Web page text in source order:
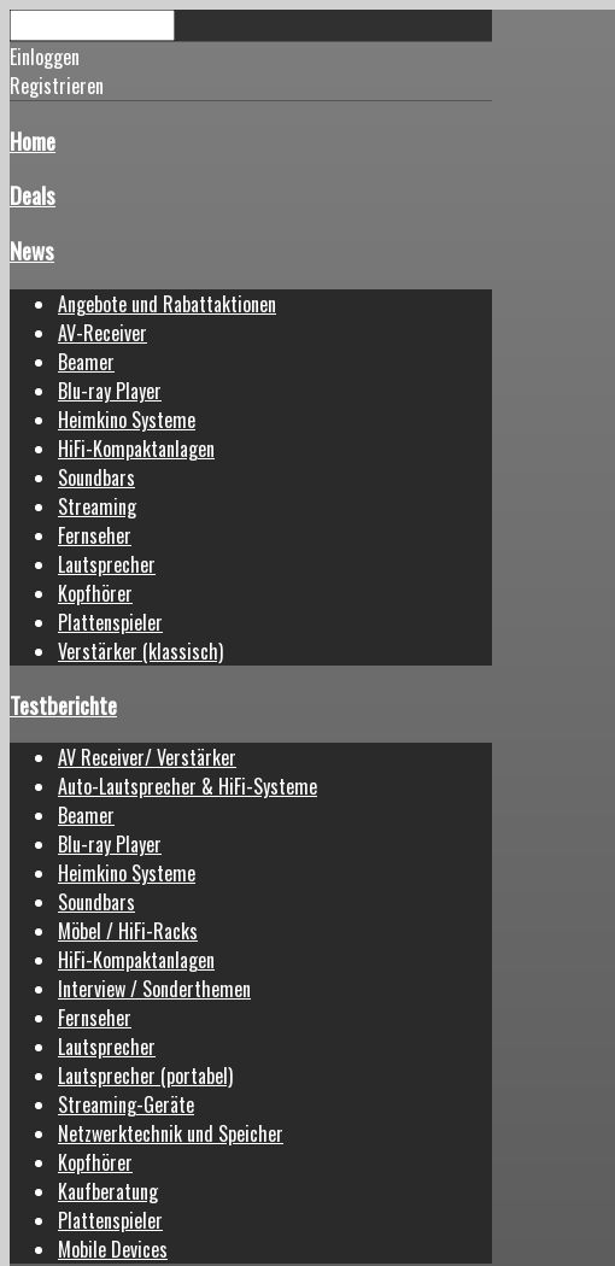
Einloggen
Registrieren
Home
Deals
News
Angebote und Rabattaktionen
AV-Receiver
Beamer
Blu-ray Player
Heimkino Systeme
HiFi-Kompaktanlagen
Soundbars
Streaming
Fernseher
Lautsprecher
Kopfhörer
Plattenspieler
Verstärker (klassisch)
Testberichte
AV Receiver/ Verstärker
Auto-Lautsprecher & HiFi-Systeme
Beamer
Blu-ray Player
Heimkino Systeme
Soundbars
Möbel / HiFi-Racks
HiFi-Kompaktanlagen
Interview / Sonderthemen
Fernseher
Lautsprecher
Lautsprecher (portabel)
Streaming-Geräte
Netzwerktechnik und Speicher
Kopfhörer
Kaufberatung
Plattenspieler
Mobile Devices